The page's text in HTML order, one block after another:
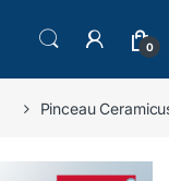
0
Pinceau